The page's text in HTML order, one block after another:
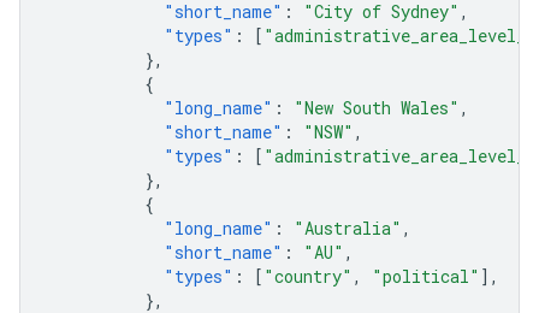
"short_name" : "City of Sydney" ,
"types" : [
},
{
"long_name" : "New South Wales" ,
"short_name" : "NSW" ,
"types" : [
},
{
"long_name" : "Australia" ,
"short_name" : "AU" ,
"types" : [ "country" , "political" ],
},